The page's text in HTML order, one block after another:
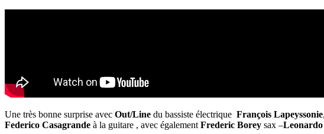
Une très bonne surprise avec Out/Line du bassiste électrique François Lapeyssonie
Federico Casagrande à la guitare , avec également Frederic Borey sax –